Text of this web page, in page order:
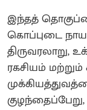
இந்தத்
கொப்புடை
திருவரலாறு,
ரகசியம் மற்றும்